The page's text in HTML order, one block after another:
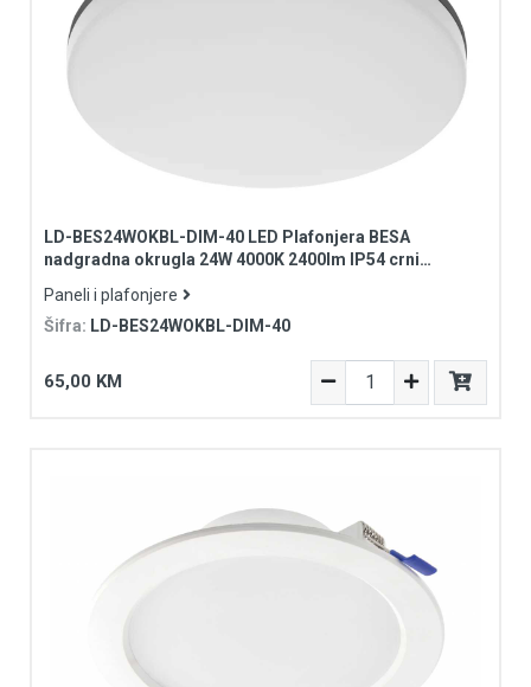
LD-BES24WOKBL-DIM-40 LED Plafonjera BESA
nadgradna okrugla 24W 4000K 2400lm IP54 crni
Paneli i plafonjere
Šifra: LD-BES24WOKBL-DIM-40
65,00 KM